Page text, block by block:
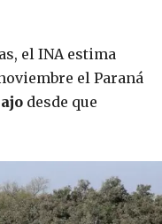
el INA estima
el Paraná
desde que